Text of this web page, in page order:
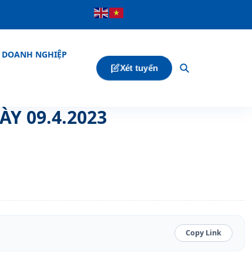
DOANH NGHIỆP
Xét tuyển
09.4.2023
Copy Link